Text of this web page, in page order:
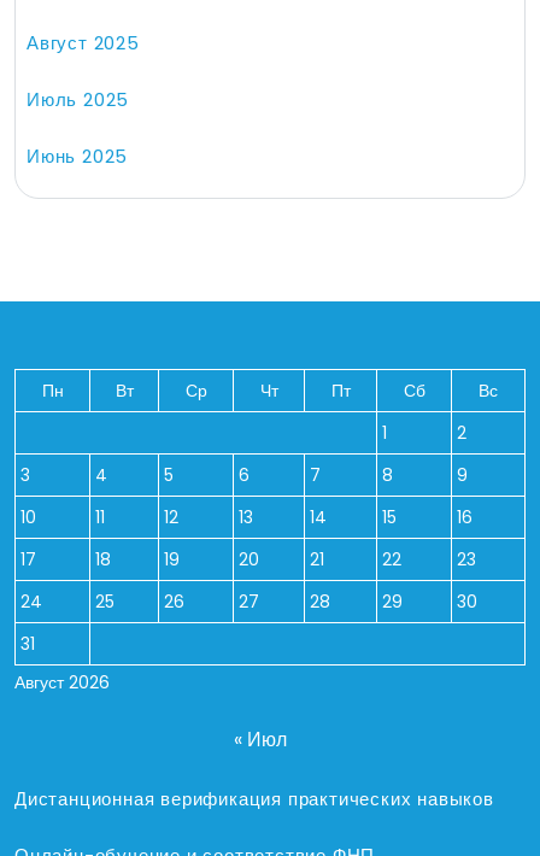
Август 2025
Июль 2025
Июнь 2025
Август 2026
Пн Вт Ср Чт Пт Сб
Вс
1
2
3
4 5 6 7 8
9
10
11 12 13 14 15
16
17
18 19 20 21 22
23
24
25 26 27 28 29
30
31
« Июл
Дистанционная верификация практических навыков